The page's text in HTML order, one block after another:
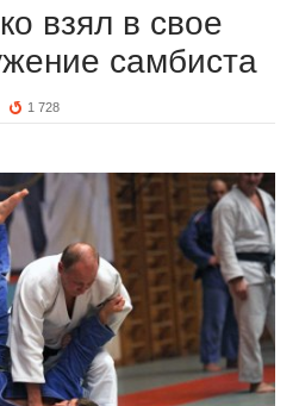
взял в свое
самбиста
1 728